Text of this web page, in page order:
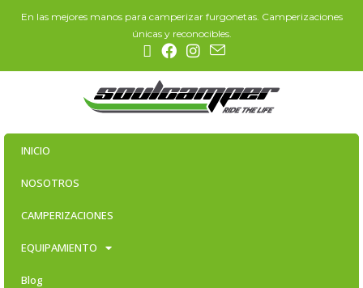
En las mejores manos para camperizar furgonetas. Camperizaciones
únicas y reconocibles.
INICIO
NOSOTROS
CAMPERIZACIONES
EQUIPAMIENTO
Blog